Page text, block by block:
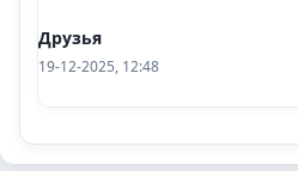
Друзья
19-12-2025, 12:48